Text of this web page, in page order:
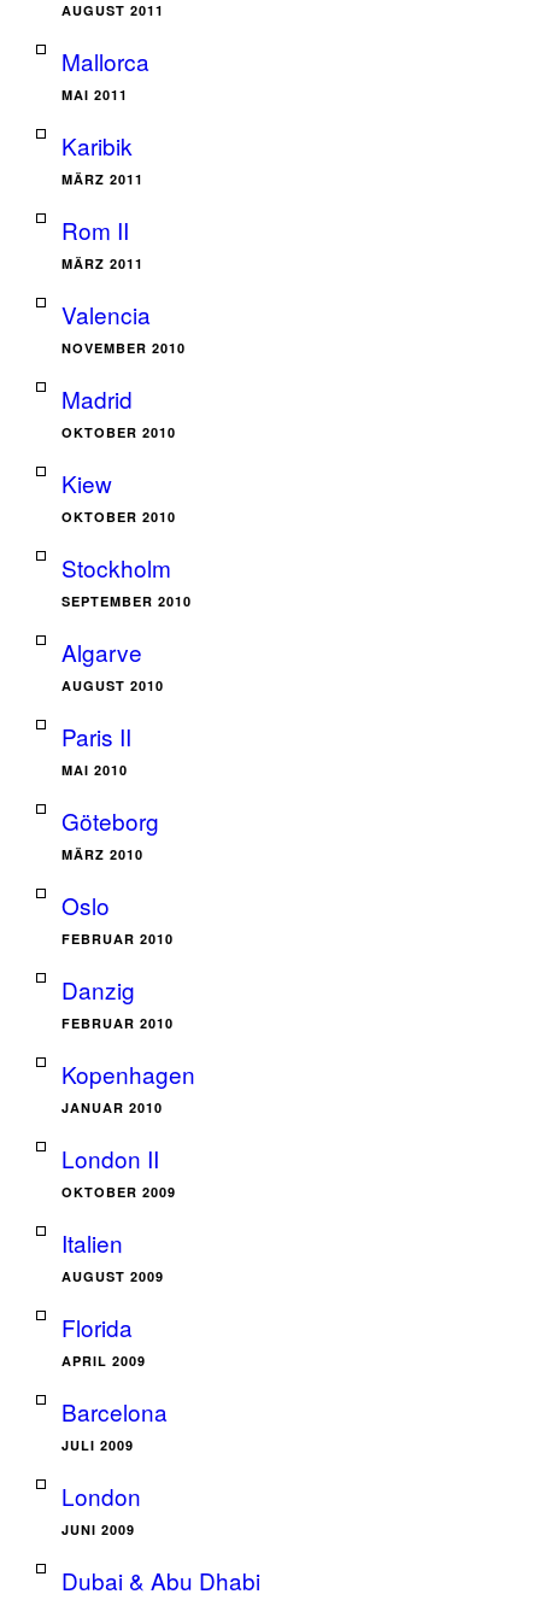
AUGUST 2011
Mallorca
MAI 2011
Karibik
MÄRZ 2011
Rom II
MÄRZ 2011
Valencia
NOVEMBER 2010
Madrid
OKTOBER 2010
Kiew
OKTOBER 2010
Stockholm
SEPTEMBER 2010
Algarve
AUGUST 2010
Paris II
MAI 2010
Göteborg
MÄRZ 2010
Oslo
FEBRUAR 2010
Danzig
FEBRUAR 2010
Kopenhagen
JANUAR 2010
London II
OKTOBER 2009
Italien
AUGUST 2009
Florida
APRIL 2009
Barcelona
JULI 2009
London
JUNI 2009
Dubai & Abu Dhabi